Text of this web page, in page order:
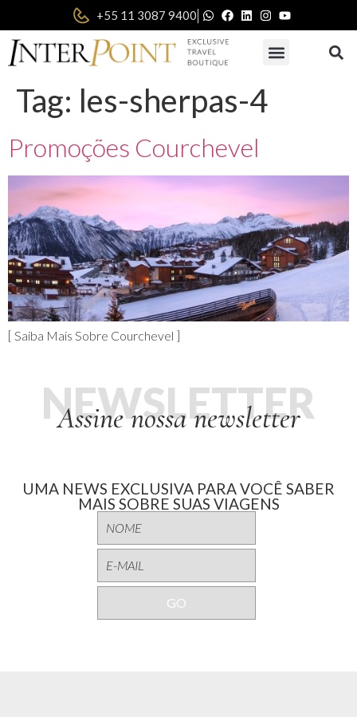
+55 11 3087 9400|
Tag: les-sherpas-4
Promoções Courchevel
[ Saiba Mais Sobre Courchevel ]
Assine nossa newsletter
NEWSLETTER
UMA NEWS EXCLUSIVA PARA VOCÊ SABER
MAIS SOBRE SUAS VIAGENS